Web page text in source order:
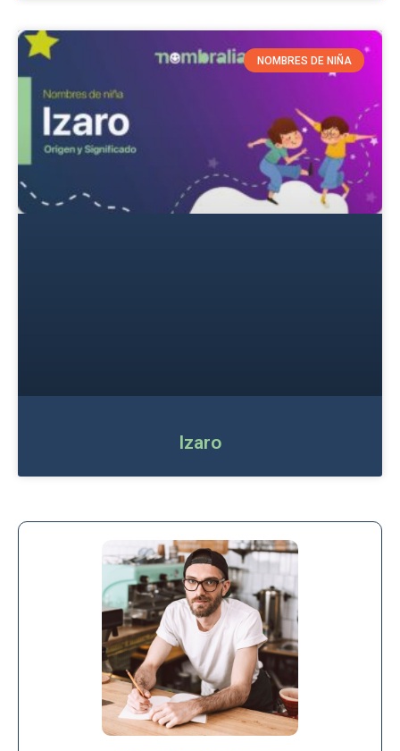
NOMBRES DE NIÑA
Izaro